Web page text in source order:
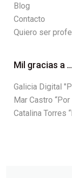
Blog
Contacto
Quiero ser profe
Mil gracias a ...
Galicia Digital
Mar Castro
Catalina Torres